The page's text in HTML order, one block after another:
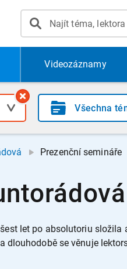
Videozáznamy
Prezenční semináře
let po absolutoriu
dlouhodobě se věnuje